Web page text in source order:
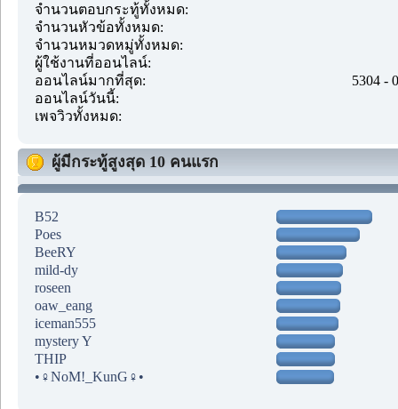
จำนวนตอบกระทู้ทั้งหมด:
จำนวนหัวข้อทั้งหมด:
จำนวนหมวดหมู่ทั้งหมด:
ผู้ใช้งานที่ออนไลน์:
ออนไลน์มากที่สุด:
5304 -
ออนไลน์วันนี้:
เพจวิวทั้งหมด:
ผู้มีกระทู้สูงสุด 10 คนแรก
B52
Poes
BeeRY
mild-dy
roseen
oaw_eang
iceman555
mystery Y
THIP
•♀NoM!_KunG♀•